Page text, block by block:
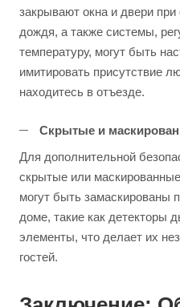
закрывают окна и двери
дождя, а также системы,
температуру, могут быть
имитировать присутствие
находитесь в отъезде.
Скрытые и
Для дополнительной
скрытые или
могут быть
доме, такие как детекторы
элементы, что делает их
гостей.